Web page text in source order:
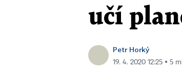
učí
Petr Horký
19. 4. 2020 12:25 ▪ 5